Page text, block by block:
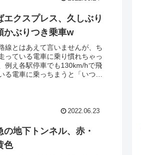
エクスプレス、久しぶり
かぶりつき乗車w
線とはあえて言いませんが、ち
っている電車に乗り慣れちゃっ
例え各駅停車でも130km/hで飛
る電車に乗っちまうと「いつも
が21世紀に開業した鉄道か。
2022.06.23
の地下トンネル、赤・
色